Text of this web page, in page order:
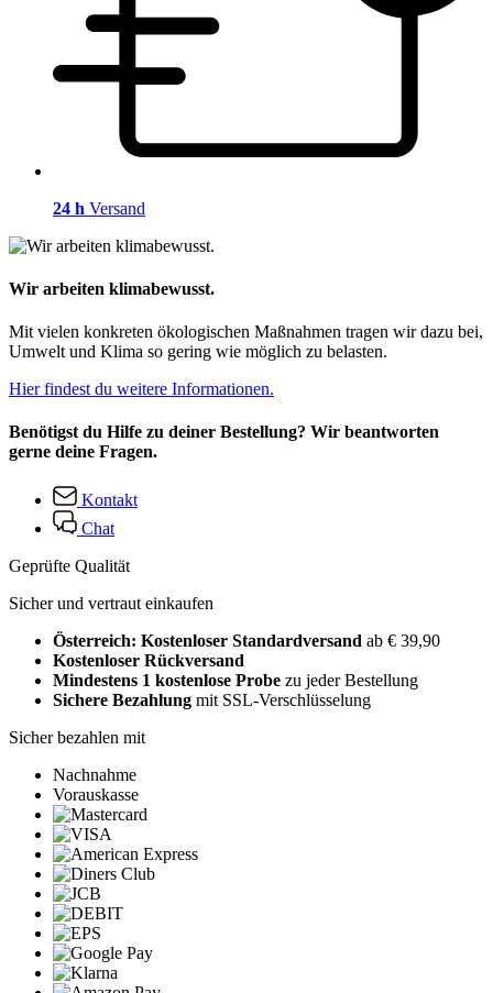
24 h Versand
Wir arbeiten klimabewusst.
Mit vielen konkreten ökologischen Maßnahmen tragen wir dazu bei,
Umwelt und Klima so gering wie möglich zu belasten.
Hier findest du weitere Informationen.
Benötigst du Hilfe zu deiner Bestellung? Wir beantworten
gerne deine Fragen.
Kontakt
Chat
Geprüfte Qualität
Sicher und vertraut einkaufen
Österreich: Kostenloser Standardversand ab € 39,90
Kostenloser Rückversand
Mindestens 1 kostenlose Probe zu jeder Bestellung
Sichere Bezahlung mit SSL-Verschlüsselung
Sicher bezahlen mit
Nachnahme
Vorauskasse